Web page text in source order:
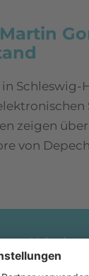
Schleswig-
zeigen
von
Mehr